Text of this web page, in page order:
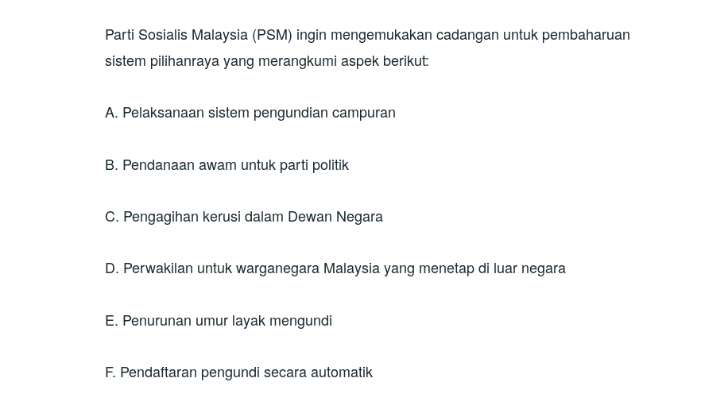
Parti Sosialis Malaysia (PSM) ingin mengemukakan cadangan untuk pembaharuan
sistem pilihanraya yang merangkumi aspek berikut:
A. Pelaksanaan sistem pengundian campuran
B. Pendanaan awam untuk parti politik
C. Pengagihan kerusi dalam Dewan Negara
D. Perwakilan untuk warganegara Malaysia yang menetap di luar negara
E. Penurunan umur layak mengundi
F. Pendaftaran pengundi secara automatik